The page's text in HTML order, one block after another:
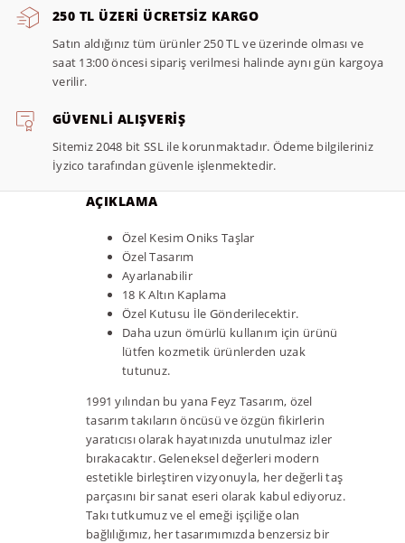
250 TL ÜZERI ÜCRETSIZ KARGO
Satın aldığınız tüm ürünler 250 TL ve üzerinde olması ve
saat 13:00 öncesi sipariş verilmesi halinde aynı gün kargoya
verilir.
GÜVENLI ALIŞVERIŞ
Sitemiz 2048 bit SSL ile korunmaktadır. Ödeme bilgileriniz
İyzico tarafından güvenle işlenmektedir.
AÇIKLAMA
Özel Kesim Oniks Taşlar
Özel Tasarım
Ayarlanabilir
18 K Altın Kaplama
Özel Kutusu İle Gönderilecektir.
Daha uzun ömürlü kullanım için ürünü
lütfen kozmetik ürünlerden uzak
tutunuz.
1991 yılından bu yana Feyz Tasarım, özel
tasarım takıların öncüsü ve özgün fikirlerin
yaratıcısı olarak hayatınızda unutulmaz izler
bırakacaktır. Geleneksel değerleri modern
estetikle birleştiren vizyonuyla, her değerli taş
parçasını bir sanat eseri olarak kabul ediyoruz.
Takı tutkumuz ve el emeği işçiliğe olan
bağlılığımız, her tasarımımızda benzersiz bir